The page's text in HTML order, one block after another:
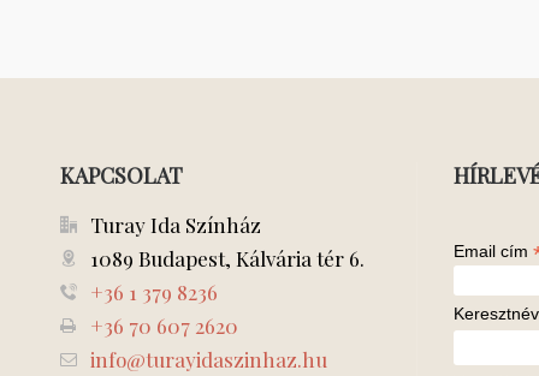
KAPCSOLAT
Turay Ida Színház
1089 Budapest, Kálvária tér 6.
+36 1 379 8236
+36 70 607 2620
info@turayidaszinhaz.hu
Email cím
Keresztnév